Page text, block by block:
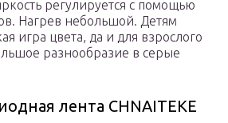
регулируется с помощью
Нагрев небольшой. Детям
игра цвета, да и для взрослого
разнообразие в серые
лента CHNAITEKE